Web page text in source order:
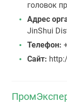
головок
Адрес
JinShui
Телефон:
Сайт: